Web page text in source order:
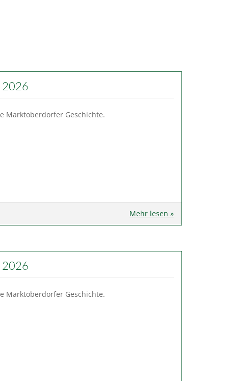
2026
Marktoberdorfer Geschichte.
Mehr lesen »
2026
Marktoberdorfer Geschichte.